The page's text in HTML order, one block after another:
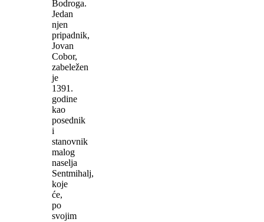
Bodroga.
Jedan
njen
pripadnik,
Jovan
Cobor,
zabeležen
je
1391.
godine
kao
posednik
i
stanovnik
malog
naselja
Sentmihalj,
koje
će,
po
svojim